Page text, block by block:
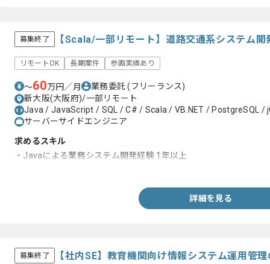
募集終了 【Scala/一部リモート】道路交通系システム
リモートOK 長期案件 参画実績あり
〜60万円／月 業務委託(フリーランス)
新大阪(大阪府)/一部リモート
Java / JavaScript / SQL / C# / Scala / VB.NET / PostgreSQL /
サーバーサイドエンジニア
求めるスキル
・Javaによる業務システム開発経験 1年以上
詳細を見る
募集終了 【社内SE】教育機関向け情報システム運用管